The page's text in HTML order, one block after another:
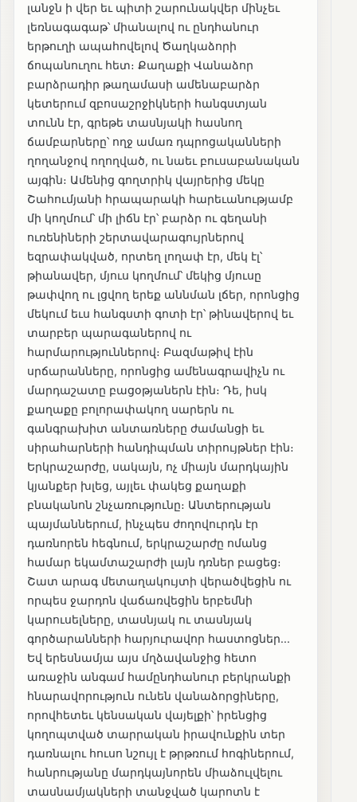
լանջն ի վեր եւ պիտի շարունակվեր մինչեւ
լեռնագագաթ՝ միանալով ու ընդհանուր
երթուղի ապահովելով Ծաղկաձորի
ճոպանուղու հետ։ Քաղաքի Վանաձոր
բարձրադիր թաղամասի ամենաբարձր
կետերում զբոսաշրջիկների հանգստյան
տունն էր, գրեթե տասնյակի հասնող
ճամբարները՝ ողջ ամառ դպրոցականների
ղողանջով ողողված, ու նաեւ բուսաբանական
այգին։ Ամենից գողտրիկ վայրերից մեկը
Շահումյանի հրապարակի հարեւանությամբ
մի կողմում՝ մի լիճն էր՝ բարձր ու գեղանի
ուռենիների շերտավարագույրներով
եզրափակված, որտեղ լողափ էր, մեկ էլ՝
թիանավեր, մյուս կողմում՝ մեկից մյուսը
թափվող ու լցվող երեք աննման լճեր, որոնցից
մեկում եւս հանգստի գոտի էր՝ թինավերով եւ
տարբեր պարագաներով ու
հարմարություններով։ Բազմաթիվ էին
սրճարանները, որոնցից ամենագրավիչն ու
մարդաշատը բացօթյաներն էին։ Դե, իսկ
քաղաքը բոլորափակող սարերն ու
գանգրախիտ անտառները ժամանցի եւ
սիրահարների հանդիպման տիրույթներ էին։
Երկրաշարժը, սակայն, ոչ միայն մարդկային
կյանքեր խլեց, այլեւ փակեց քաղաքի
բնականոն շնչառությունը։ Անտերության
պայմաններում, ինչպես ժողովուրդն էր
դառնորեն հեգնում, երկրաշարժը ոմանց
համար եկամտաշարժի լայն դռներ բացեց։
Շատ արագ մետաղակույտի վերածվեցին ու
որպես ջարդոն վաճառվեցին երբեմնի
կարուսելները, տասնյակ ու տասնյակ
գործարանների հարյուրավոր հաստոցներ...
Եվ երեսնամյա այս մղձավանջից հետո
առաջին անգամ համընդհանուր բերկրանքի
հնարավորություն ունեն վանաձորցիները,
որովհետեւ կենսական վայելքի՝ իրենցից
կողոպտված տարրական իրավունքին տեր
դառնալու հուսո նշույլ է թրթռում հոգիներում,
հանրությանը մարդկայնորեն միաձուլվելու
տասնամյակների տանջված կարոտն է